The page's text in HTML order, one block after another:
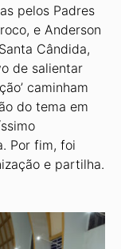
pelos Padres
e Anderson
Cândida,
de salientar
caminham
do tema em
Por fim, foi
e partilha.